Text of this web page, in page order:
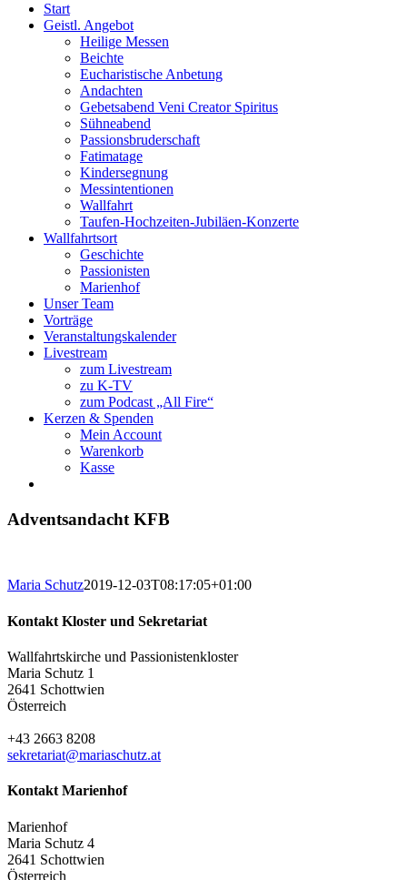
Start
Geistl. Angebot
Heilige Messen
Beichte
Eucharistische Anbetung
Andachten
Gebetsabend Veni Creator Spiritus
Sühneabend
Passionsbruderschaft
Fatimatage
Kindersegnung
Messintentionen
Wallfahrt
Taufen-Hochzeiten-Jubiläen-Konzerte
Wallfahrtsort
Geschichte
Passionisten
Marienhof
Unser Team
Vorträge
Veranstaltungskalender
Livestream
zum Livestream
zu K-TV
zum Podcast „All Fire“
Kerzen & Spenden
Mein Account
Warenkorb
Kasse
Adventsandacht KFB
Maria Schutz2019-12-03T08:17:05+01:00
Kontakt Kloster und Sekretariat
Wallfahrtskirche und Passionistenkloster
Maria Schutz 1
2641 Schottwien
Österreich
+43 2663 8208
sekretariat@mariaschutz.at
Kontakt Marienhof
Marienhof
Maria Schutz 4
2641 Schottwien
Österreich